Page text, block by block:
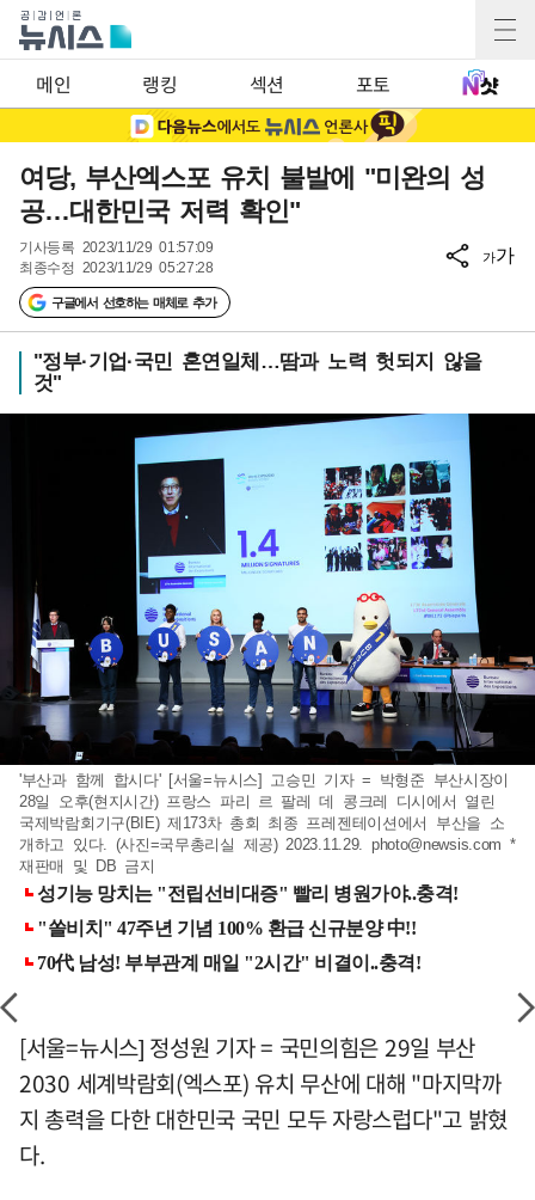
메인 랭킹 섹션 포토
여당, 부산엑스포 유치 불발에 "미완의 성
공…대한민국 저력 확인"
기사등록 2023/11/29 01:57:09
최종수정 2023/11/29 05:27:28
구글에서 선호하는 매체로 추가
가가
"정부·기업·국민 혼연일체…땀과 노력 헛되지 않을
것"
'부산과 함께 합시다' [서울=뉴시스] 고승민 기자 = 박형준 부산시장이
28일 오후(현지시간) 프랑스 파리 르 팔레 데 콩크레 디시에서 열린
국제박람회기구(BIE) 제173차 총회 최종 프레젠테이션에서 부산을 소
개하고 있다. (사진=국무총리실 제공) 2023.11.29. photo@newsis.com *
재판매 및 DB 금지
[서울=뉴시스] 정성원 기자 = 국민의힘은 29일 부산
2030 세계박람회(엑스포) 유치 무산에 대해 "마지막까
지 총력을 다한 대한민국 국민 모두 자랑스럽다"고 밝혔
다.